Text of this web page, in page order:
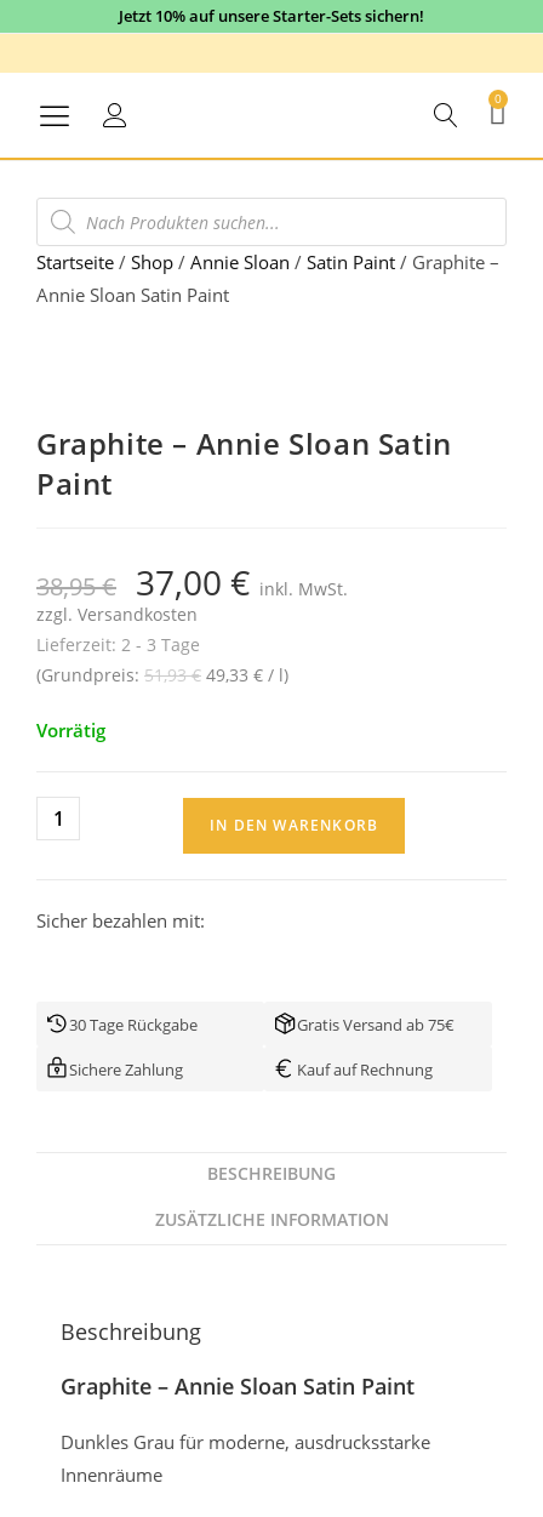
Jetzt 10% auf unsere Starter-Sets sichern!
0
Startseite / Shop / Annie Sloan / Satin Paint / Graphite –
Annie Sloan Satin Paint
Graphite – Annie Sloan Satin
Paint
38,95€ 37,00 € inkl. MwSt.
zzgl. Versandkosten
Lieferzeit: 2 - 3 Tage
(Grundpreis: 51,93€ 49,33 € / l)
Vorrätig
IN DEN WARENKORB
Sicher bezahlen mit:
30 Tage Rückgabe Gratis Versand ab 75€
Sichere Zahlung Kauf auf Rechnung
BESCHREIBUNG
ZUSÄTZLICHE INFORMATION
Beschreibung
Graphite – Annie Sloan Satin Paint
Dunkles Grau für moderne, ausdrucksstarke
Innenräume